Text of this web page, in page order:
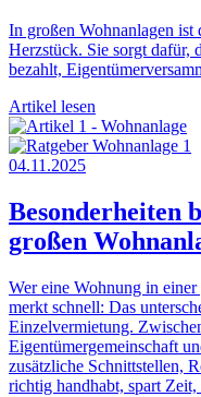
In großen Wohnanlagen ist
Herzstück. Sie sorgt dafür,
bezahlt,
Artikel lesen
04.11.2025
Besonderheiten
großen
Wer eine Wohnung in
merkt schnell: Das
Einzelvermietung.
Eigentümergemeinschaft
zusätzliche Schnittstellen,
richtig handhabt, spart